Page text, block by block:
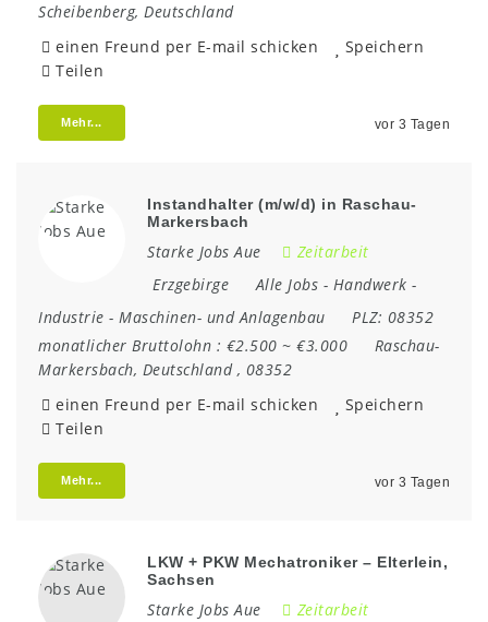
Scheibenberg, Deutschland
einen Freund per E-mail schicken
Speichern
Teilen
Mehr... vor 3 Tagen
Instandhalter (m/w/d) in Raschau-
Markersbach
Starke Jobs Aue
Zeitarbeit
Erzgebirge
Alle Jobs - Handwerk -
Industrie - Maschinen- und Anlagenbau PLZ: 08352
monatlicher Bruttolohn : €2.500 ~ €3.000
Raschau-
Markersbach, Deutschland, 08352
einen Freund per E-mail schicken
Speichern
Teilen
Mehr... vor 3 Tagen
LKW + PKW Mechatroniker – Elterlein,
Sachsen
Starke Jobs Aue
Zeitarbeit